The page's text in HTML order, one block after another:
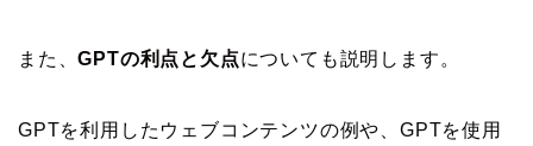
また、GPTの利点と欠点についても説明します。
GPTを利用したウェブコンテンツの例や、GPTを使用